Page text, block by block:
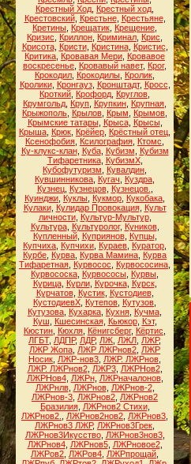
Крестный Ход Крестный ход
Крестовский, Крестьне, Крестьяне,
Кретины Крещатик Крещение
Кризис
Криллон Криминал Крис
Крисота, Кристи, Кристина, Кристис
Критика Кровавая Мери Кровавое
воскресенье Кровавый навет, Крог,
Крокодил Крокодилы Кролик
Кролики, Кронгауз, Кронштадт, Кросс
Кроткий Крофорд Круглов
Крумгольд Круп Крупкин Крупная
Крыжополь Крылов Крым Крымов
Крымские татары, Крыса, Крысы,
Крыша Крюк Крёйер Крёстный отец
Ксенофобия Ксилография Ктомс
Ку-клукс-клан, Куба, Кубизм
Кубизм
Тифаретника, КубизмХ,
Кубофутуризм
Кувалдин
Кувшинникова Кугач Куздра
Кузнец, Кузнецов, Кузнецов.
Куинджи Куклы Кукмор Кукобака
Кулаки, Кулидар Провокация, Культ
личности, Культур-Мультур,
Культура, Культуролог, Куников,
Купленный, Куприянов, Купцы,
Купчиха Купчихи Кураев Куратор
Курбе Курва Курва Мамина Курва
Тифаретная Курвосос Курвососина
Курвососка Курвососы Курвы
Курица, Курли, Курочка, Курск,
Курчатов, Кустик, Кустодиев,
КустодиевХ Кутепов Кутузов
Кутузова Кухарка Кухня Кучма
Куш
Кшесинская, Кьюкор, Кэт,
Кюстин Кюхля Кёнигсберг, Кёртис
ЛГБТ, ЛДПР, ЛДР, ЛЖ ЛЖЛ ЛЖР,
ЛЖР Жопа ЛЖР ЛЖРнов2 ЛЖР
Носик ЛЖР-нов3 ЛЖР. ЛЖРнов
ЛЖР. ЛЖРнов2, ЛЖР3, ЛЖРНов2,
ЛЖРНов4, ЛЖРн, ЛЖРначалонов,
ЛЖРнлв, ЛЖРнов, ЛЖРнов-2,
ЛЖРнов-3 ЛЖРнов2 ЛЖРнов2
Бразилия, ЛЖРнов2 Стихи,
ЛЖРнов2.
ЛЖРнов2нов2 ЛЖРнов3
ЛЖРнов3 ЛЖР, ЛЖРнов3Грек
ЛЖРнов3Икусство, ЛЖРнов3нов3,
ЛЖРнов4, ЛЖРнов5, ЛЖРновое2,
ЛЖРов2 ЛЖРов4 ЛЖРпрощай